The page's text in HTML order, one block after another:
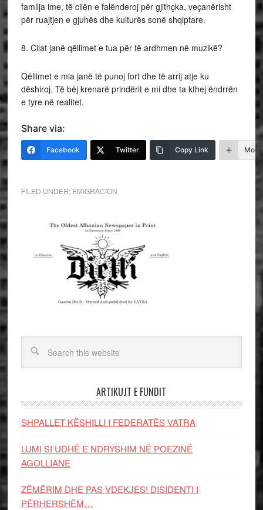
familja ime, të cilën e falënderoj për gjithçka, veçanërisht
për ruajtjen e gjuhës dhe kulturës sonë shqiptare.
8. Cilat janë qëllimet e tua për të ardhmen në muzikë?
Qëllimet e mia janë të punoj fort dhe të arrij atje ku
dëshiroj. Të bëj krenarë prindërit e mi dhe ta kthej ëndrrën
e tyre në realitet.
Share via:
Facebook Twitter Copy Link More
FILED UNDER: EMIGRACION
ARTIKUJT E FUNDIT
SHPALLET KËSHILLI I FEDERATËS VATRA
LUMI SI UDHË E NDRYSHIM NË POEZINË
AGOLLIANE
ZËMËRIM DHE PAS VDEKJES! DISIDENTI I
PËRHERSHËM…